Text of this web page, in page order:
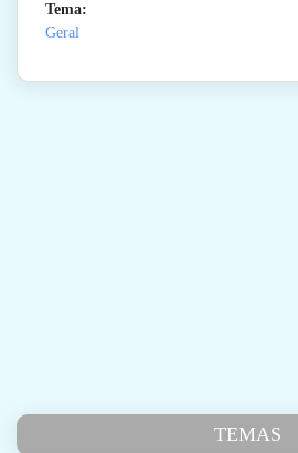
Tema:
Geral
TEMAS